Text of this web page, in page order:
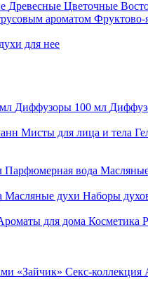
Древесные Цветочные
ароматом Фруктово-
для нее
Диффузоры 100 мл
Мисты для лица и тела
Парфюмерная вода
Масляные духи Наборы
для дома Косметика
«Зайчик» Секс-коллекция